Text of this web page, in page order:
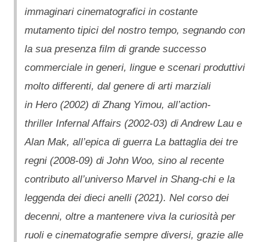
immaginari cinematografici in costante
mutamento tipici del nostro tempo, segnando con
la sua presenza film di grande successo
commerciale in generi, lingue e scenari produttivi
molto differenti, dal genere di arti marziali
in Hero (2002) di Zhang Yimou, all’action-
thriller Infernal Affairs (2002-03) di Andrew Lau e
Alan Mak, all’epica di guerra La battaglia dei tre
regni (2008-09) di John Woo, sino al recente
contributo all’universo Marvel in Shang-chi e la
leggenda dei dieci anelli (2021). Nel corso dei
decenni, oltre a mantenere viva la curiosità per
ruoli e cinematografie sempre diversi, grazie alle